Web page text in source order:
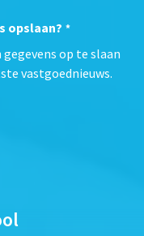
opslaan? *
op te slaan
vastgoednieuws.